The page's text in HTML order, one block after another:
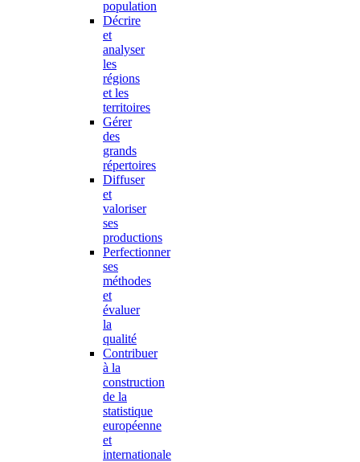
population
Décrire
et
analyser
les
régions
et les
territoires
Gérer
des
grands
répertoires
Diffuser
et
valoriser
ses
productions
Perfectionner
ses
méthodes
et
évaluer
la
qualité
Contribuer
à la
construction
de la
statistique
européenne
et
internationale